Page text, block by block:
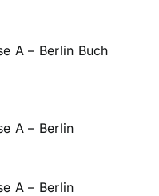
A – Berlin Buch
A – Berlin
A – Berlin